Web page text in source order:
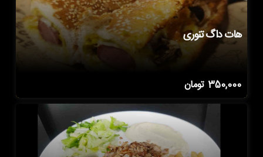
هات داگ تنوری
350,000 تومان